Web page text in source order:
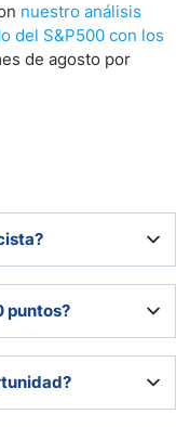
nuestro análisis
del S&P500 con los
de agosto por
positiva.
puntos?